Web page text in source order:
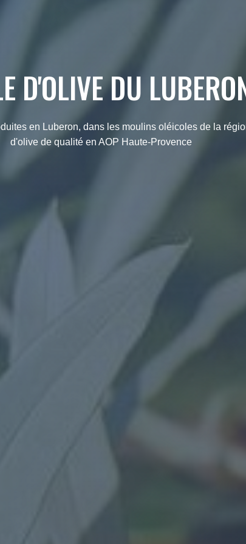
D'OLIVE DU
en Luberon, dans les moulins oléicoles de la
d'olive de qualité en AOP Haute-Provence